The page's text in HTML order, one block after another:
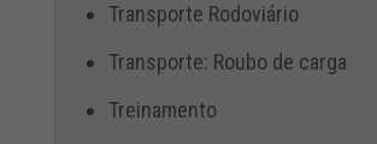
Transporte Rodoviário
Transporte: Roubo de carga
Treinamento